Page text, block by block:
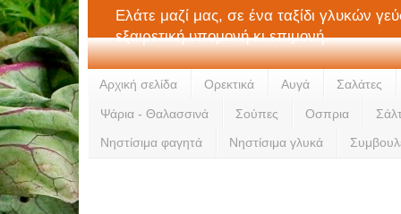
Ελάτε μαζί μας, σε ένα ταξίδι γλυκών
εξαιρετική υπομονή κι επιμονή.
Αρχική σελίδα Ορεκτικά Αυγά Σαλάτες
Ψάρια - Θαλασσινά Σούπες Οσπρια
Νηστίσιμα φαγητά Νηστίσιμα γλυκά